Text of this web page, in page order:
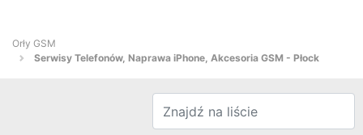
Orły GSM
Serwisy Telefonów, Naprawa iPhone, Akcesoria GSM - Płock